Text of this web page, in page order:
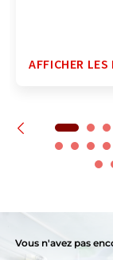
AFFICHER
Vous n'avez pas